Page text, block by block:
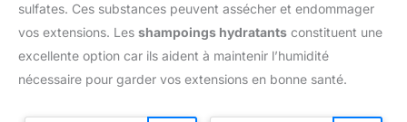
sulfates. Ces substances peuvent assécher et endommager
vos extensions. Les shampoings hydratants constituent une
excellente option car ils aident à maintenir l’humidité
nécessaire pour garder vos extensions en bonne santé.